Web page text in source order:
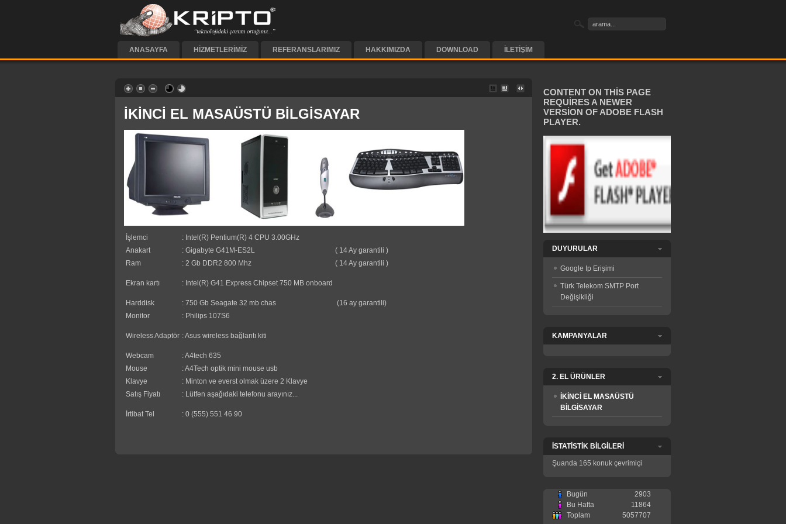
ANASAYFA HIZMETLERIMIZ REFERANSLARIMIZ HAKKIMIZDA DOWNLOAD İLETIŞIM
İKİNCİ EL MASAÜSTÜ BİLGİSAYAR
İşlemci
: Intel(R) Pentium(R) 4 CPU 3.00GHz
Anakart
: Gigabyte G41M-ES2L
( 14 Ay garantili )
Ram
: 2 Gb DDR2 800 Mhz ( 14 Ay garantili )
Ekran kartı : Intel(R) G41 Express Chipset 750 MB onboard
Harddisk : 750 Gb Seagate 32 mb chas
(16 ay garantili)
Monitor
: Philips 107S6
Wireless Adaptör : Asus wireless bağlantı kiti
Webcam
: A4tech 635
Mouse
: A4Tech optik mini mouse usb
Klavye
: Minton ve everst olmak üzere 2 Klavye
Satış Fiyatı
: Lütfen aşağıdaki telefonu arayınız...
İrtibat Tel : 0 (555) 551 46 90
CONTENT ON THIS PAGE
REQUIRES A NEWER
VERSION OF ADOBE FLASH
PLAYER.
DUYURULAR
Google Ip Erişimi
Türk Telekom SMTP Port
Değişikliği
KAMPANYALAR
2. EL ÜRÜNLER
İKİNCİ EL MASAÜSTÜ
BİLGİSAYAR
İSTATİSTİK BİLGİLERİ
Şuanda 165 konuk çevrimiçi
Bugün
2903
Bu Hafta
11864
Toplam
5057707